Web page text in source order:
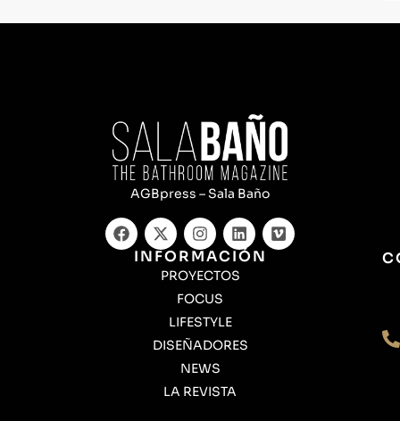
AGBpress – Sala Baño
INFORMACIÓN
PROYECTOS
FOCUS
LIFESTYLE
DISEÑADORES
NEWS
LA REVISTA